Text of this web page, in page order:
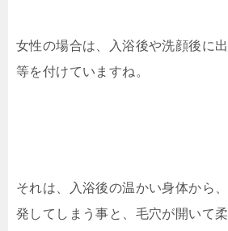
女性の場合は、入浴後や洗顔後に
等を付けていますね。
それは、入浴後の温かい身体から
発してしまう事と、毛穴が開いて